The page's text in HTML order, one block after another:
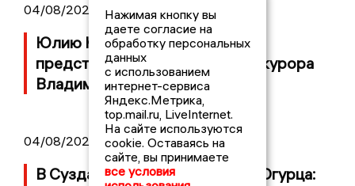
04/08/2026 11:36
Юлию Калистову официально
представили в должности прокурора
Владимирской области
04/08/2026 09:01
В Суздале прошёл Фестиваль Огурца:
Нажимая кнопку вы
даете согласие на
обработку персональных
данных
с использованием
интернет-сервиса
Яндекс.Метрика,
top.mail.ru, LiveInternet.
На сайте используются
cookie. Оставаясь на
сайте, вы принимаете
все условия